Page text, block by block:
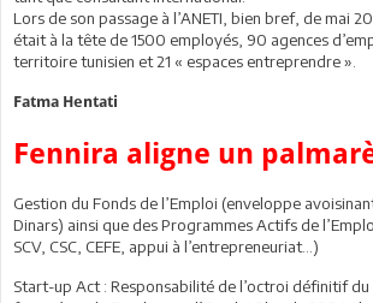
Lors de son passage à l’ANETI, bien bref, de mai
était à la tête de 1500 employés, 90 agences
territoire tunisien et 21 « espaces entreprendre ».
Fatma Hentati
Fennira aligne un
Gestion du Fonds de l’Emploi (enveloppe
Dinars) ainsi que des Programmes Actifs de l’Emploi
SCV, CSC, CEFE, appui à l’entrepreneuriat…)
Start-up Act : Responsabilité de l’octroi définitif